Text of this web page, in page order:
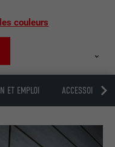
couleurs
ET EMPLOI ACCESSOIRES